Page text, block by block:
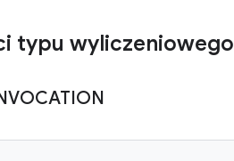
typu wyliczeniowego